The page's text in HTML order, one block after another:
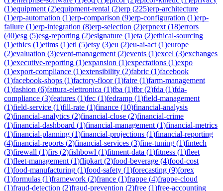
(1)equipment (2)equipment-rental (2)erp (225)erp-architecture
(1)erp-automation (1)erp-comparison (9)erp-configuration (1)erp-
failure (1)erp-integration (8)erp-selection (2)erpnext (18)errors
(40)esg (5)esg-reporting (2)esignature (1)eta (2)ethical-sourcing
(1)ethics (1)etims (1)etl (5)etsy (3)eu (2)eu-ai-act (1)europe
(2)evaluation (3)event-management (2)events (1)excel (3)exchanges
(1)executive-reporting (1)expansion (1)expectations (1)expo
(1)export-compliance (1)extensibility (2)fabric (1)facebook
(1)facebook-shops (1)factory-floor(1)faire (1)farm-management
(1)fashion (6)fattura-elettronica (1)fba (1)fbr(2)fda (1)fda-
compliance (3)features (1)fec (1)fedramp (1)field-management
(1)field-service (1)fill-rate (1)finance (10)financial-analysis
(2)financial-analytics (2)financial-close (2)financial-crime
(1)financial-dashboard (1)financial-management (1)financial-metrics
(1)financial-planning (1)financial-projections (1)financial-reporting
(4)financial-reports (2)financial-services (3)fine-tuning (1)fintech
(3)firewall (1)firs (2)fishbowl (1)fitment-data (1)fitness (1)fleet
(1)fleet-management (1)flipkart (2)food-beverage (4)food-cost
(1)food-manufacturing (1)food-safety (1)forecasting (9)forex
(1)formulas (1)framework (2)france (1)frappe (4)frappe-cloud
(1)fraud-detection (2)fraud-prevention (2)free (1)free-accounting